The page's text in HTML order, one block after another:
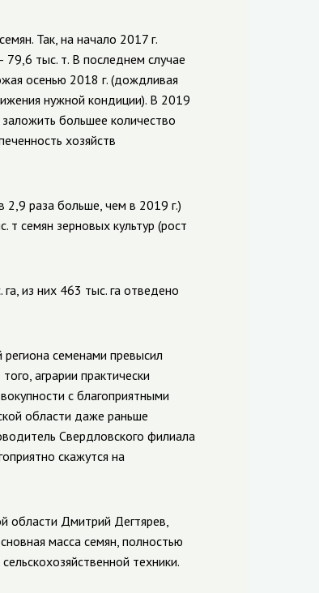
Так, на начало 2017 г.
79,6 тыс. т. В последнем случае
осенью 2018 г. (дождливая
нужной кондиции). В 2019
большее количество
хозяйств
2,9 раза больше, чем в 2019 г.)
т семян зерновых культур (рост
из них 463 тыс. га отведено
семенами превысил
аграрии практически
с благоприятными
области даже раньше
Свердловского филиала
скажутся на
области Дмитрий Дегтярев,
масса семян, полностью
техники.